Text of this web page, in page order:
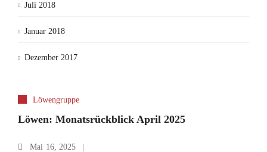
Juli 2018
Januar 2018
Dezember 2017
Löwengruppe
Löwen: Monatsrückblick April 2025
Mai 16, 2025